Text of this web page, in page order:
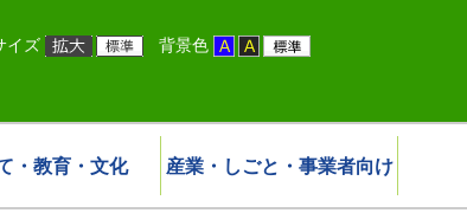
イズ 背景色
・教育・文化 産業・しごと・事業者向け